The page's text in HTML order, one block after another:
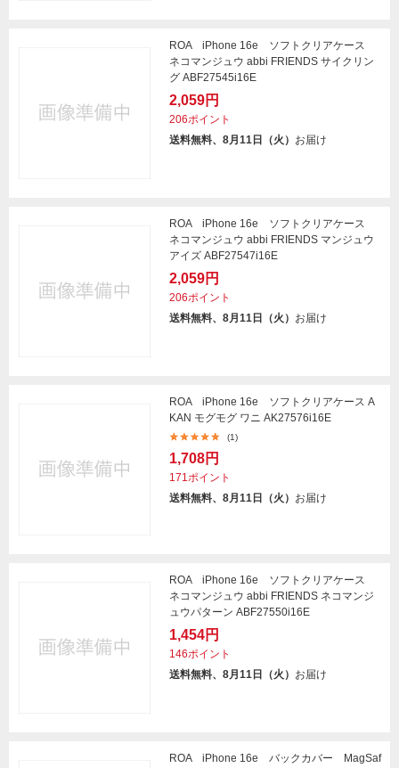
ROA iPhone 16e ソフトクリアケース
ネコマンジュウ abbi FRIENDS サイクリン
グ ABF27545i16E
2,059円
206ポイント
送料無料、8月11日（火） お届け
ROA iPhone 16e ソフトクリアケース
ネコマンジュウ abbi FRIENDS マンジュウ
アイズ ABF27547i16E
2,059円
206ポイント
送料無料、8月11日（火） お届け
ROA iPhone 16e ソフトクリアケース A
KAN モグモグ ワニ AK27576i16E
(1)
1,708円
171ポイント
送料無料、8月11日（火） お届け
ROA iPhone 16e ソフトクリアケース
ネコマンジュウ abbi FRIENDS ネコマンジ
ュウパターン ABF27550i16E
1,454円
146ポイント
送料無料、8月11日（火） お届け
ROA iPhone 16e バックカバー MagSaf